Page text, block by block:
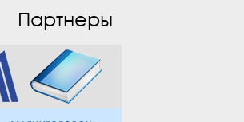
Партнеры